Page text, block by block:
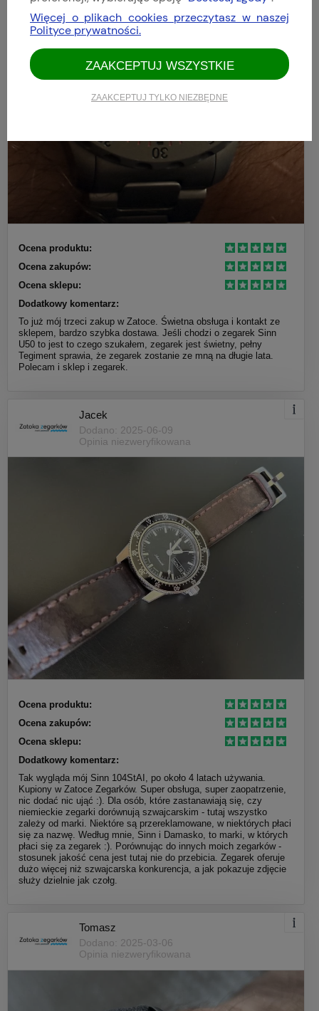
Ocena produktu:
Ocena zakupów:
Ocena sklepu:
Dodatkowy komentarz:
To już mój trzeci zakup w Zatoce. Świetna obsługa i kontakt ze
sklepem, bardzo szybka dostawa. Jeśli chodzi o zegarek Sinn
U50 to jest to czego szukałem, zegarek jest świetny, pełny
Tegiment sprawia, że zegarek zostanie ze mną na długie lata.
Polecam i sklep i zegarek.
Jacek
Dodano: 2025-06-09
Opinia niezweryfikowana
Ocena produktu:
Ocena zakupów:
Ocena sklepu:
Dodatkowy komentarz:
Tak wygląda mój Sinn 104StAI, po około 4 latach używania.
Kupiony w Zatoce Zegarków. Super obsługa, super zaopatrzenie,
nic dodać nic ująć :). Dla osób, które zastanawiają się, czy
niemieckie zegarki dorównują szwajcarskim - tutaj wszystko
zależy od marki. Niektóre są przereklamowane, w niektórych płaci
się za nazwę. Według mnie, Sinn i Damasko, to marki, w których
płaci się za zegarek :). Porównując do innych moich zegarków -
stosunek jakość cena jest tutaj nie do przebicia. Zegarek oferuje
dużo więcej niż szwajcarska konkurencja, a jak pokazuje zdjęcie
służy dzielnie jak czołg.
Tomasz
Dodano: 2025-03-06
Opinia niezweryfikowana
Więcej o plikach cookies przeczytasz w naszej
Polityce prywatności.
ZAAKCEPTUJ TYLKO NIEZBĘDNE
ZAAKCEPTUJ WSZYSTKIE